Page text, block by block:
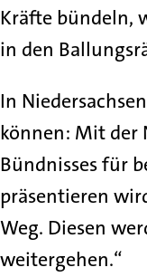
Kräfte bündeln,
in den
In
können: Mit der
Bündnisses für
präsentieren
Weg. Diesen
weitergehen.“